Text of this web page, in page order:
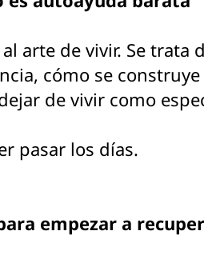
arte de vivir. Se
cómo se
de vivir como
pasar los días.
empezar a